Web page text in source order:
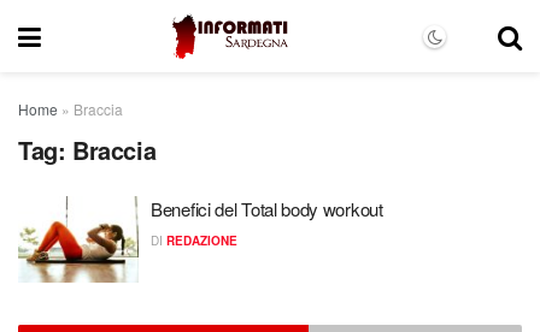
Home » Braccia
Tag: Braccia
Benefici del Total body workout
DI REDAZIONE